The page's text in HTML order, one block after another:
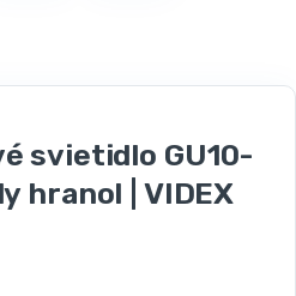
svietidlo GU10-
hranol | VIDEX